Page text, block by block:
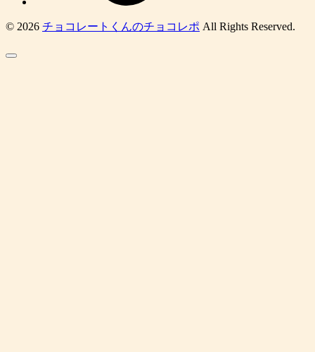
© 2026 チョコレートくんのチョコレポ All Rights Reserved.